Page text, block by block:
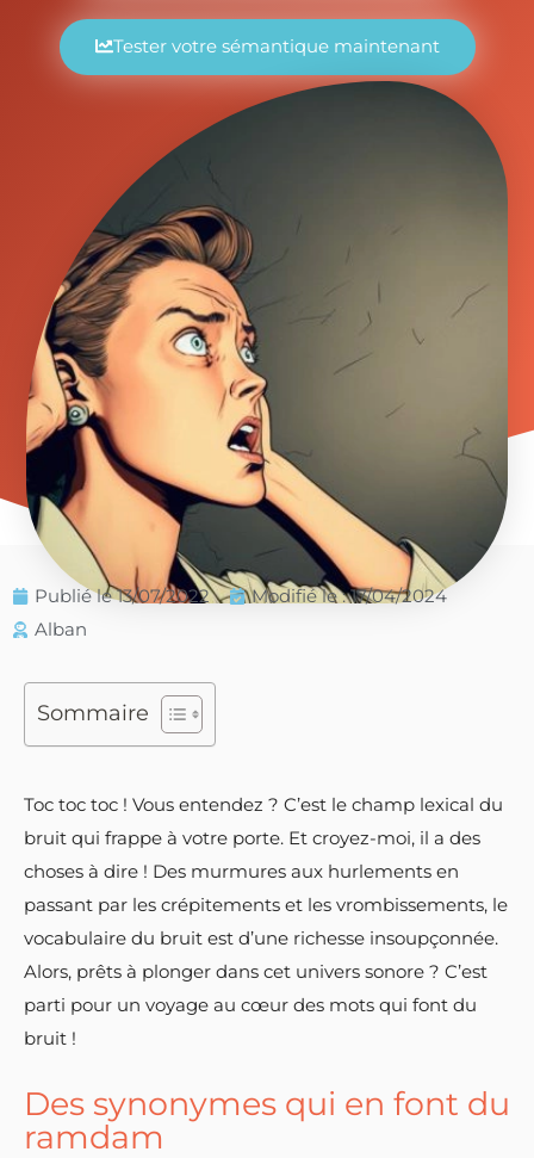
Tester votre sémantique maintenant
Publié le 13/07/2022
Modifié le : 17/04/2024
Alban
Sommaire
Toc toc toc ! Vous entendez ? C’est le champ lexical du
bruit qui frappe à votre porte. Et croyez-moi, il a des
choses à dire ! Des murmures aux hurlements en
passant par les crépitements et les vrombissements, le
vocabulaire du bruit est d’une richesse insoupçonnée.
Alors, prêts à plonger dans cet univers sonore ? C’est
parti pour un voyage au cœur des mots qui font du
bruit !
Des synonymes qui en font du
ramdam